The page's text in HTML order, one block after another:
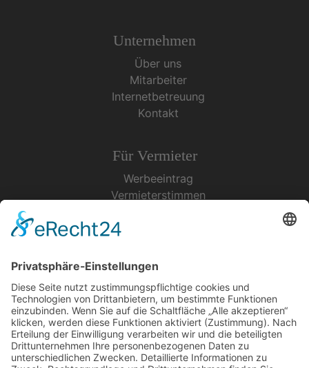
Unternehmen
Über uns
Mitarbeiter
Internetbetreuung
Kontakt
Für Vermieter
Werbeeintrag
Vermieterstimmen
Urlaubsservice
Bücher, Karten & CD's
Ihre Anreise
Wetter